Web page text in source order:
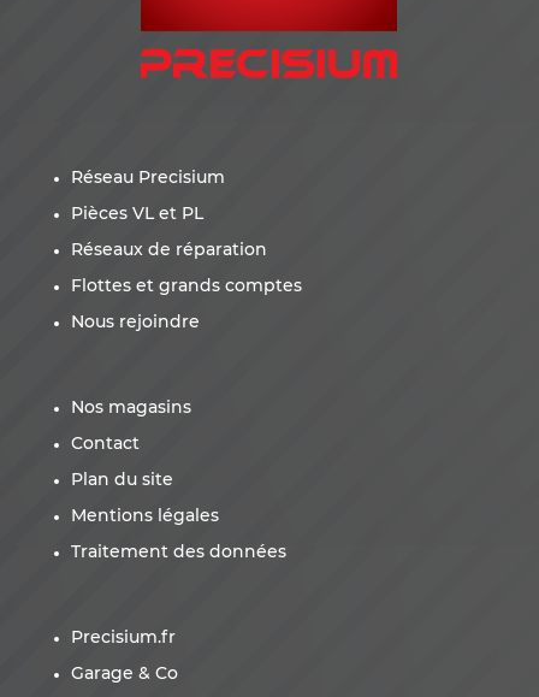
Réseau Precisium
Pièces VL et PL
Réseaux de réparation
Flottes et grands comptes
Nous rejoindre
Nos magasins
Contact
Plan du site
Mentions légales
Traitement des données
Precisium.fr
Garage & Co